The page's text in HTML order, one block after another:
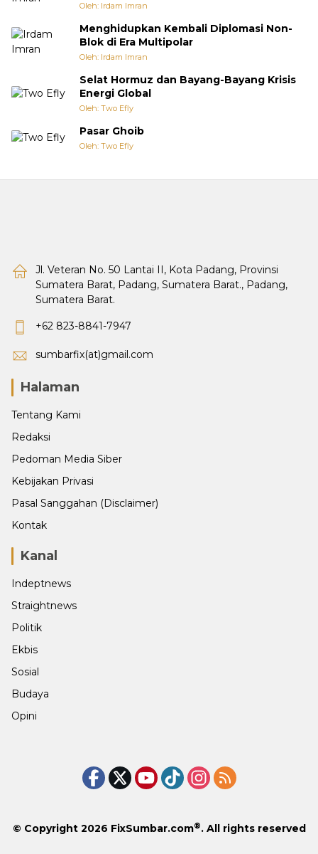
Oleh: Irdam Imran
Menghidupkan Kembali Diplomasi Non-
Blok di Era Multipolar
Oleh: Irdam Imran
Selat Hormuz dan Bayang-Bayang Krisis
Energi Global
Oleh: Two Efly
Pasar Ghoib
Oleh: Two Efly
Jl. Veteran No. 50 Lantai II, Kota Padang, Provinsi
Sumatera Barat, Padang, Sumatera Barat., Padang,
Sumatera Barat.
+62 823-8841-7947
sumbarfix(at)gmail.com
Halaman
Tentang Kami
Redaksi
Pedoman Media Siber
Kebijakan Privasi
Pasal Sanggahan (Disclaimer)
Kontak
Kanal
Indeptnews
Straightnews
Politik
Ekbis
Sosial
Budaya
Opini
© Copyright 2026 FixSumbar.com®. All rights reserved